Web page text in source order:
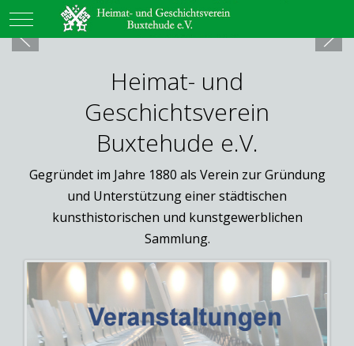
Mobile Menu Toggle
Heimat- und
Geschichtsverein
Buxtehude e.V.
Gegründet im Jahre 1880 als Verein zur Gründung
und Unterstützung einer städtischen
kunsthistorischen und kunstgewerblichen
Sammlung.